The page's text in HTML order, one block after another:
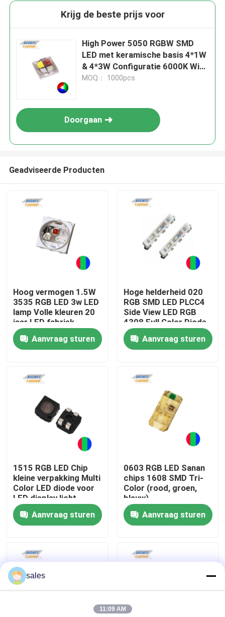
Thuis
VR-show
Fabrieksreis
Kwaliteitscontrole
Contacteer ons
nieuws
Krijg de beste prijs voor
High Power 5050 RGBW SMD
LED met keramische basis 4*1W
& 4*3W Configuratie 6000K Wit
licht
MOQ： 1000pcs
Doorgaan
Geadviseerde Producten
Hoog vermogen 1.5W
3535 RGB LED 3w LED
lamp Volle kleuren 20
jaar LED fabriek
Aanvraag sturen
Hoge helderheid 020
RGB SMD LED PLCC4
Side View LED RGB
4308 Full Color Diode
Voor Flexible LED
StripAanvraag sturen
1515 RGB LED Chip
kleine verpakking Multi
Color LED diode voor
LED display licht
Aanvraag sturen
0603 RGB LED Sanan
chips 1608 SMD Tri-
Color (rood, groen,
blauw)
Aanvraag sturen
sales
11:09 AM